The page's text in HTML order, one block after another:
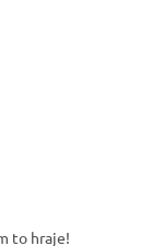
to hraje!